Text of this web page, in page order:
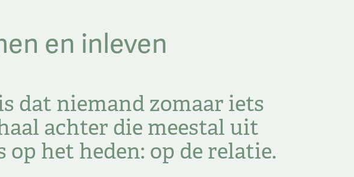
en inleven
dat niemand zomaar iets
achter die meestal uit
het heden: op de relatie.